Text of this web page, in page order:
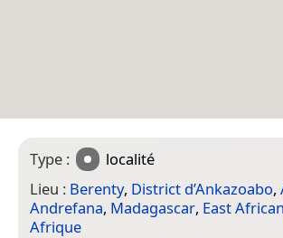
Type :
localité
Lieu : Berenty, District d’Ankazoabo,
Andrefana, Madagascar, East
Afrique